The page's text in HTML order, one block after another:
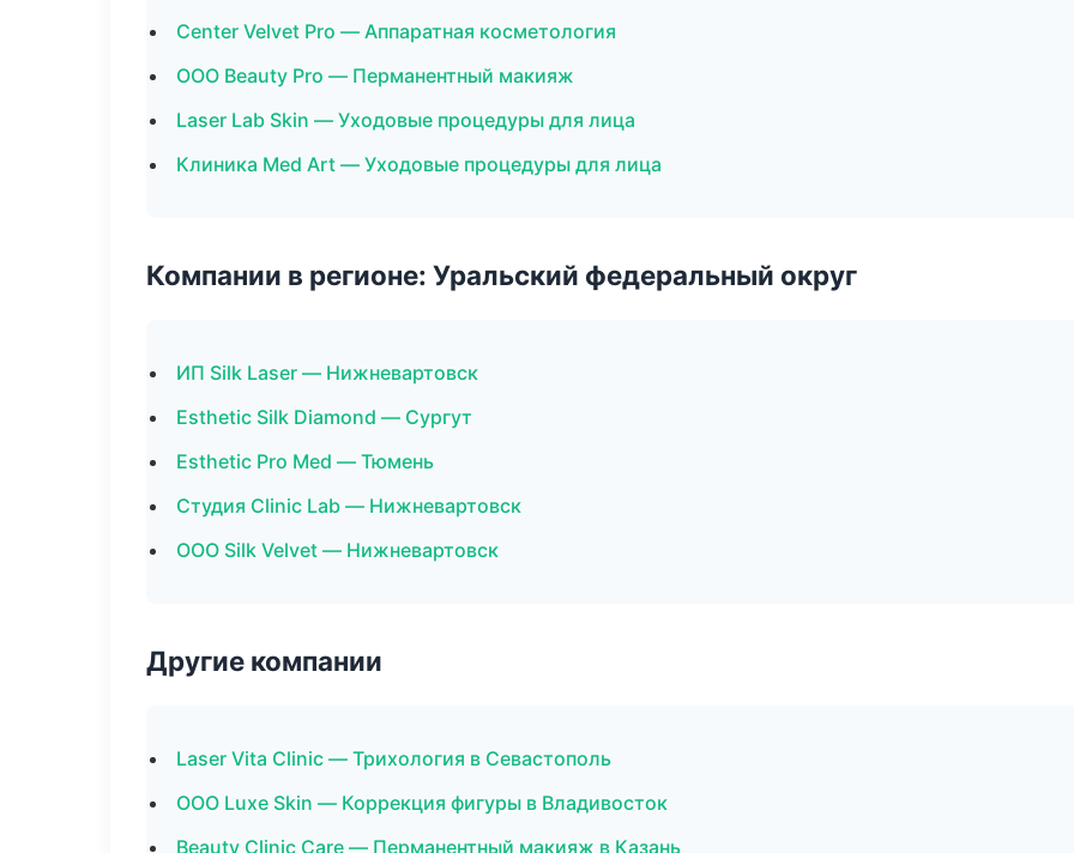
Center Velvet Pro — Аппаратная косметология
ООО Beauty Pro — Перманентный макияж
Laser Lab Skin — Уходовые процедуры для лица
Клиника Med Art — Уходовые процедуры для лица
Компании в регионе: Уральский федеральный округ
ИП Silk Laser — Нижневартовск
Esthetic Silk Diamond — Сургут
Esthetic Pro Med — Тюмень
Студия Clinic Lab — Нижневартовск
ООО Silk Velvet — Нижневартовск
Другие компании
Laser Vita Clinic — Трихология в Севастополь
ООО Luxe Skin — Коррекция фигуры в Владивосток
Beauty Clinic Care — Перманентный макияж в Казань